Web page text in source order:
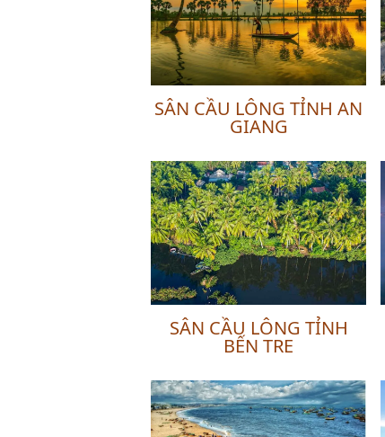
SÂN CẦU LÔNG TỈNH AN
GIANG
SÂN CẦU LÔNG TỈNH
BẾN TRE